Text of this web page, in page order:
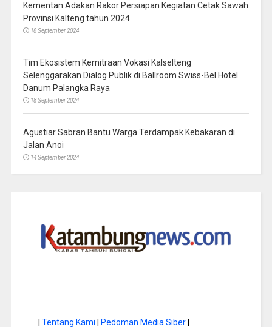
Kementan Adakan Rakor Persiapan Kegiatan Cetak Sawah
Provinsi Kalteng tahun 2024
18 September 2024
Tim Ekosistem Kemitraan Vokasi Kalselteng
Selenggarakan Dialog Publik di Ballroom Swiss-Bel Hotel
Danum Palangka Raya
18 September 2024
Agustiar Sabran Bantu Warga Terdampak Kebakaran di
Jalan Anoi
14 September 2024
Tentang Kami Pedoman Media Siber|